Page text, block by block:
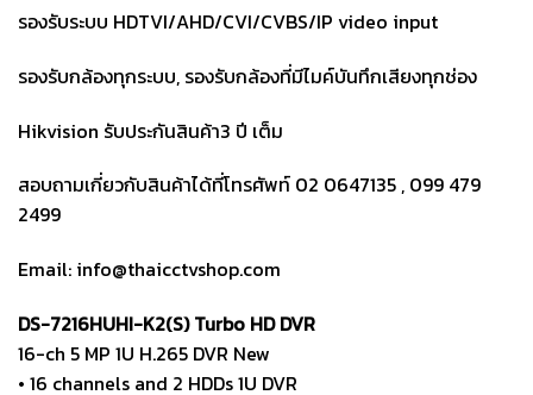
รองรับระบบ HDTVI/AHD/CVI/CVBS/IP video input
รองรับกล้องทุกระบบ, รองรับกล้องที่มีไมค์บันทึกเสียงทุกช่อง
Hikvision รับประกันสินค้า3 ปี เต็ม
สอบถามเกี่ยวกับสินค้าได้ที่โทรศัพท์ 02 0647135 , 099 479
2499
Email: info@thaicctvshop.com
DS-7216HUHI-K2(S) Turbo HD DVR
16-ch 5 MP 1U H.265 DVR New
• 16 channels and 2 HDDs 1U DVR